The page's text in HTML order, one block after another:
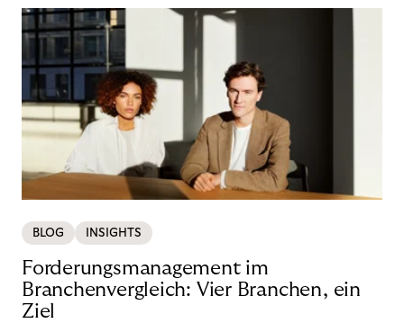
BLOG INSIGHTS
Forderungsmanagement im
Branchenvergleich: Vier Branchen, ein
Ziel